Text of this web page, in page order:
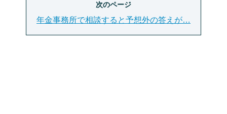
次のページ
年金事務所で相談すると予想外の答えが…